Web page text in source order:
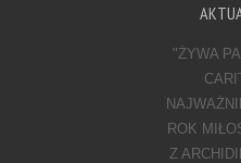
"ŻYWA
ROK
Z